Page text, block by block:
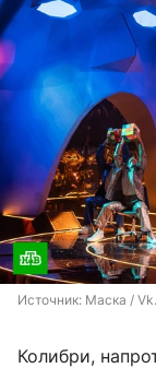
Источник: Маска /
Колибри,